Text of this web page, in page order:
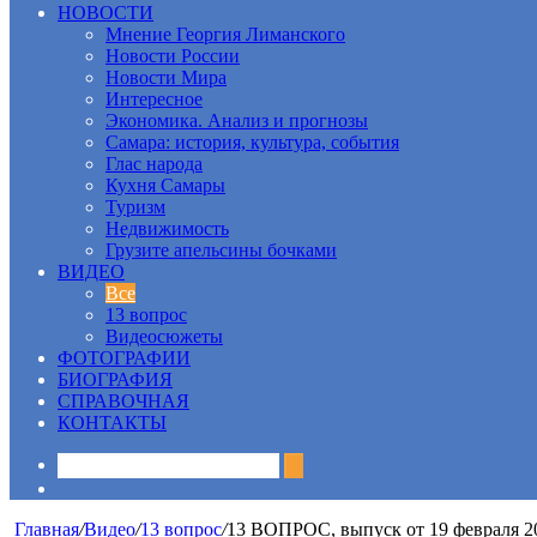
НОВОСТИ
Мнение Георгия Лиманского
Новости России
Новости Мира
Интересное
Экономика. Анализ и прогнозы
Самара: история, культура, события
Глас народа
Кухня Самары
Туризм
Недвижимость
Грузите апельсины бочками
ВИДЕО
Все
13 вопрос
Видеосюжеты
ФОТОГРАФИИ
БИОГРАФИЯ
СПРАВОЧНАЯ
КОНТАКТЫ
Главная/Видео/13 вопрос/13 ВОПРОС, выпуск от 19 февраля